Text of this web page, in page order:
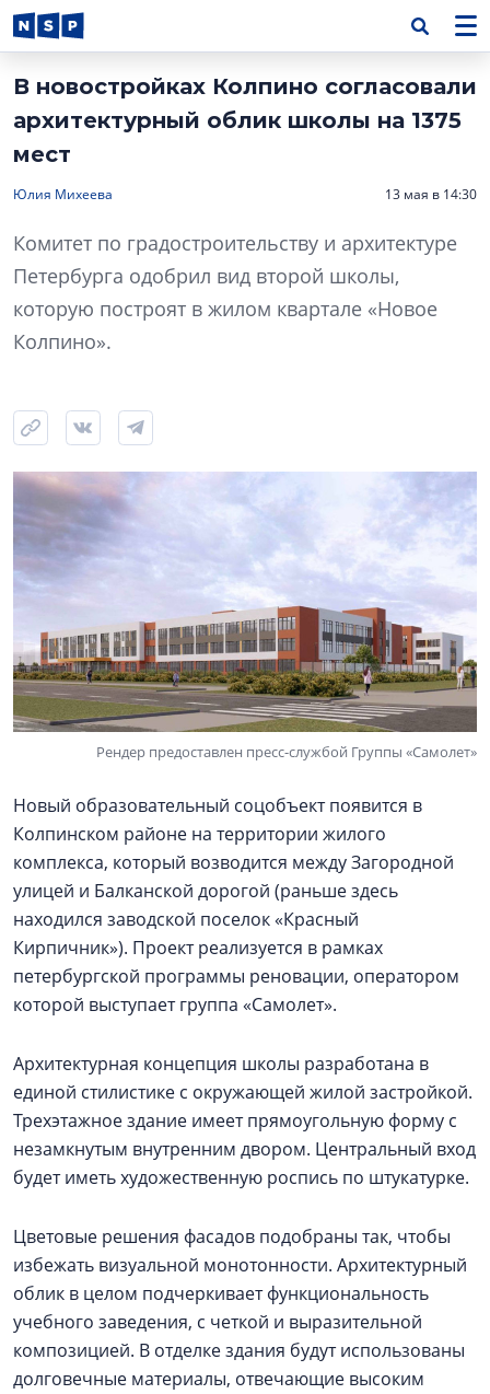
В новостройках Колпино согласовали
архитектурный облик школы на 1375
мест
Юлия Михеева 13 мая в 14:30
Комитет по градостроительству и архитектуре
Петербурга одобрил вид второй школы,
которую построят в жилом квартале «Новое
Колпино».
Рендер предоставлен пресс-службой Группы «Самолет»
Новый образовательный соцобъект появится в
Колпинском районе на территории жилого
комплекса, который возводится между Загородной
улицей и Балканской дорогой (раньше здесь
находился заводской поселок «Красный
Кирпичник»). Проект реализуется в рамках
петербургской программы реновации, оператором
которой выступает группа «Самолет».
Архитектурная концепция школы разработана в
единой стилистике с окружающей жилой застройкой.
Трехэтажное здание имеет прямоугольную форму с
незамкнутым внутренним двором. Центральный вход
будет иметь художественную роспись по штукатурке.
Цветовые решения фасадов подобраны так, чтобы
избежать визуальной монотонности. Архитектурный
облик в целом подчеркивает функциональность
учебного заведения, с четкой и выразительной
композицией. В отделке здания будут использованы
долговечные материалы, отвечающие высоким